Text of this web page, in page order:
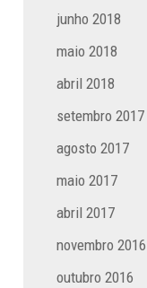
junho 2018
maio 2018
abril 2018
setembro 2017
agosto 2017
maio 2017
abril 2017
novembro 2016
outubro 2016